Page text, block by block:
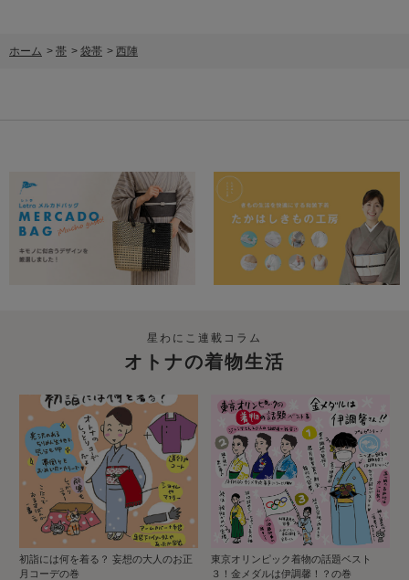
ホーム > 帯 > 袋帯 > 西陣
星わにこ連載コラム
オトナの着物生活
初詣には何を着る？ 妄想の大人のお正
月コーデの巻
東京オリンピック着物の話題ベスト
３！金メダルは伊調馨！？の巻